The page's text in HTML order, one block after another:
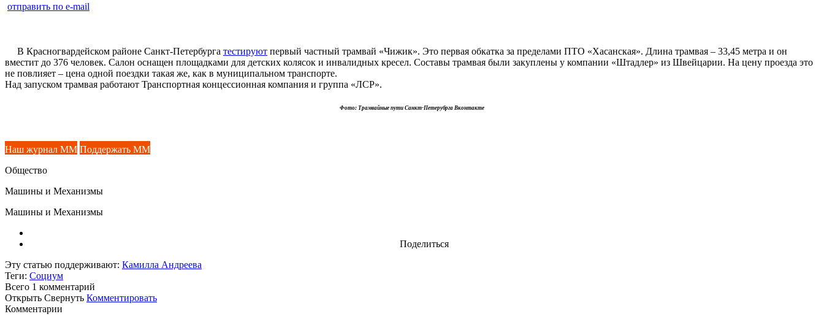
отправить по e-mail
В Красногвардейском районе Санкт-Петербурга тестируют первый частный трамвай «Чижик». Это первая обкатка за пределами ПТО «Хасанская». Длина трамвая – 33,45 метра и он
вместит до 376 человек. Салон оснащен площадками для детских колясок и инвалидных кресел. Составы трамвая были закуплены у компании «Штадлер» из Швейцарии. На цену проезда это
не повлияет – цена одной поездки такая же, как в муниципальном транспорте.
Над запуском трамвая работают Транспортная концессионная компания и группа «ЛСР».
Фото: Трамвайные пути Санкт-Петерубрга Вконтакте
Наш журнал ММ Поддержать ММ
Общество
Машины и Механизмы
Машины и Механизмы
Поделиться
Эту статью поддерживают: Камилла Андреева
Теги: Социум
Всего 1 комментарий
Открыть Свернуть Комментировать
Комментарии